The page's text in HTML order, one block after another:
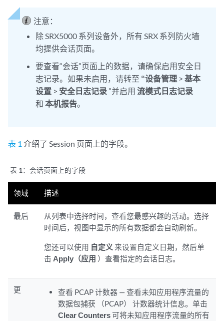
注意：
除 SRX5000 系列设备外，所有 SRX 系列防火墙
均提供会话页面。
要查看“会话”页面上的数据，请确保启用安全日
志记录。如果未启用，请转至 “设备管理 >基本
设置 > 安全日志记录 ”并启用流模式日志记录
和本机报告。
表 1 介绍了 Session 页面上的字段。
表 1： 会话页面上的字段
领域 描述
最后
从列表中选择时间，查看您最感兴趣的活动。选择
时间后，视图中显示的所有数据都会自动刷新。
您还可以使用 自定义 来设置自定义日期，然后单
击 Apply（应用 ）查看指定的会话日志。
更
查看 PCAP 计数器 — 查看未知应用程序流量的
数据包捕获 （PCAP） 计数器统计信息。单击
Clear Counters可将未知应用程序流量的所有